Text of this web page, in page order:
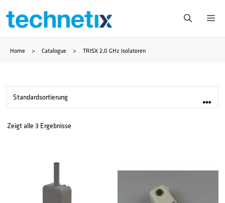
Zum
springen
Home > Catalogue > TRISX 2,0 GHz Isolatoren
Zeigt alle 3 Ergebnisse